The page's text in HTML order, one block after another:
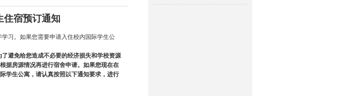
住宿预订通知
习。如果您需要申请入住校内国际学生公
避免给您造成不必要的经济损失和学校资源
据房源情况再进行宿舍申请。如果您现在在
学生公寓，请认真按照以下通知要求，进行